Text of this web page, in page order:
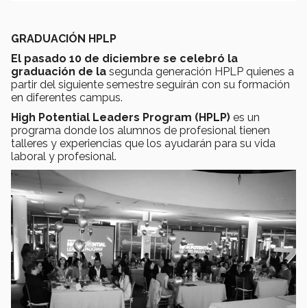
GRADUACIÓN HPLP
El pasado 10 de diciembre se celebró la
graduación de la segunda generación HPLP quienes a
partir del siguiente semestre seguirán con su formación
en diferentes campus.
High Potential Leaders Program (HPLP) es un
programa donde los alumnos de profesional tienen
talleres y experiencias que los ayudarán para su vida
laboral y profesional.